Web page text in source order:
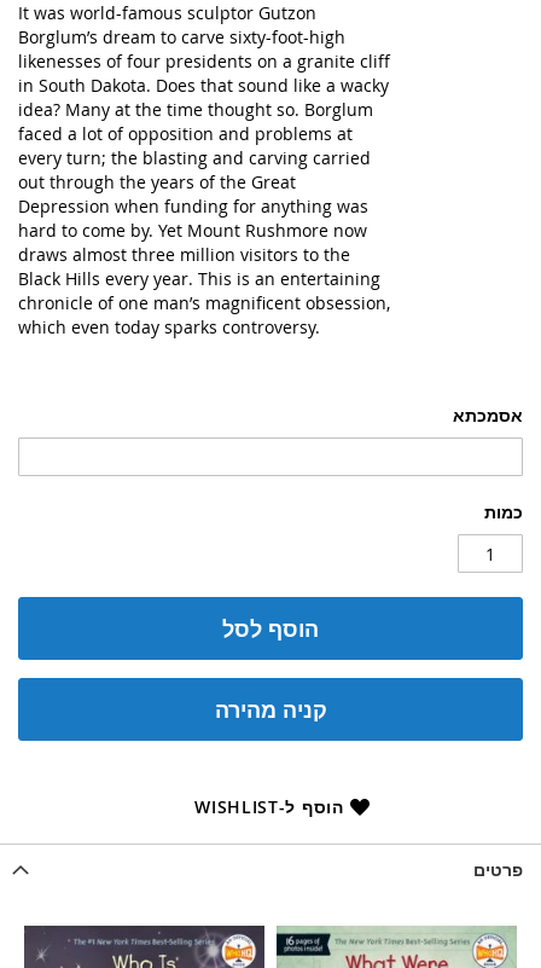
אסמכתא
כמות
הוסף לסל
קניה מהירה
הוסף ל-WISHLIST
It was world-famous sculptor Gutzon
Borglum’s dream to carve sixty-foot-high
likenesses of four presidents on a granite cliff
in South Dakota. Does that sound like a wacky
idea? Many at the time thought so. Borglum
faced a lot of opposition and problems at
every turn; the blasting and carving carried
out through the years of the Great
Depression when funding for anything was
hard to come by. Yet Mount Rushmore now
draws almost three million visitors to the
Black Hills every year. This is an entertaining
chronicle of one man’s magnificent obsession,
which even today sparks controversy.
פרטים